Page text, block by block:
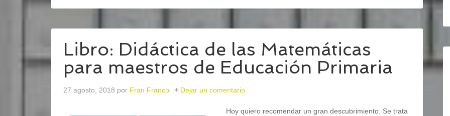
Libro: Didáctica de las Matemáticas
para maestros de Educación Primaria
27 agosto, 2018 por Fran Franco Dejar un comentario
Hoy quiero recomendar un gran descubrimiento. Se trata